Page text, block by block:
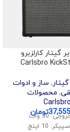
گیتار کارلزبرو
Carlsbro
, ساز و ادوات
, محصولات
Carlsbro
تومان30 وات
10 اینچ